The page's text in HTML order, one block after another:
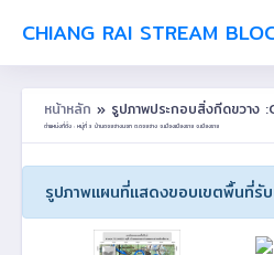
CHIANG RAI STREAM
หน้าหลัก » รูปภาพประกอบสิ่งกีดขวาง
ตำแหน่งที่ตั้ง : หมู่ที่ 3 บ้านดอยฮางนอก ต.ดอยฮาง อ.เมืองเชียงราย จ.เชียงราย
รูปภาพแผนที่แสดงขอบเขตพื้นที่รับ